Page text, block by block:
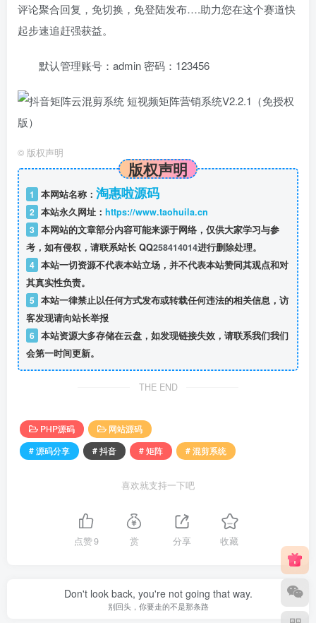
评论聚合回复，免切换，免登陆发布….助力您在这个赛道快
起步速追赶强获益。
默认管理账号：admin 密码：123456
© 版权声明
版权声明
1 本网站名称： 淘惠啦源码
2 本站永久网址： https://www.taohuila.cn
3 本网站的文章部分内容可能来源于网络，仅供大家学习与参
考，如有侵权，请联系站长 QQ258414014进行删除处理。
4 本站一切资源不代表本站立场，并不代表本站赞同其观点和对
其真实性负责。
5 本站一律禁止以任何方式发布或转载任何违法的相关信息，访
客发现请向站长举报
6 本站资源大多存储在云盘，如发现链接失效，请联系我们我们
会第一时间更新。
THE END
PHP源码
网站源码
# 源码分享
# 抖音 # 矩阵 # 混剪系统
喜欢就支持一下吧
点赞9 赏 分享 收藏
Don't look back, you're not going that way.
别回头，你要走的不是那条路